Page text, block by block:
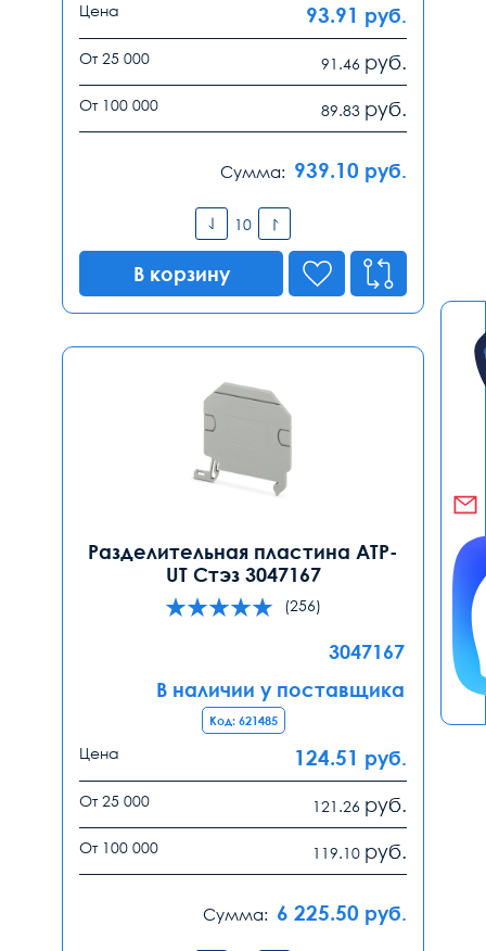
Цена 93.91 руб.
От 25 000 91.46 руб.
От 100 000 89.83 руб.
Сумма: 939.10 руб.
В корзину
Разделительная пластина ATP-
UT Стэз 3047167
(256)
3047167
В наличии у поставщика
Код: 621485
Цена 124.51 руб.
От 25 000 121.26 руб.
От 100 000 119.10 руб.
Сумма: 6 225.50 руб.